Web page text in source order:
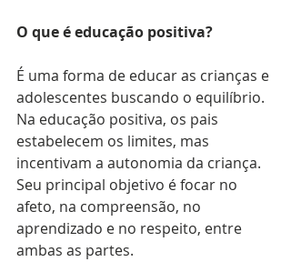
O que é educação positiva?
É uma forma de educar as crianças e
adolescentes buscando o equilíbrio.
Na educação positiva, os pais
estabelecem os limites, mas
incentivam a autonomia da criança.
Seu principal objetivo é focar no
afeto, na compreensão, no
aprendizado e no respeito, entre
ambas as partes.